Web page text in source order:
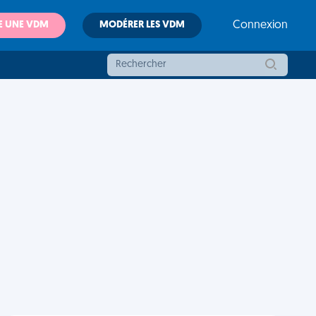
UNE VDM MODÉRER LES VDM Connexion